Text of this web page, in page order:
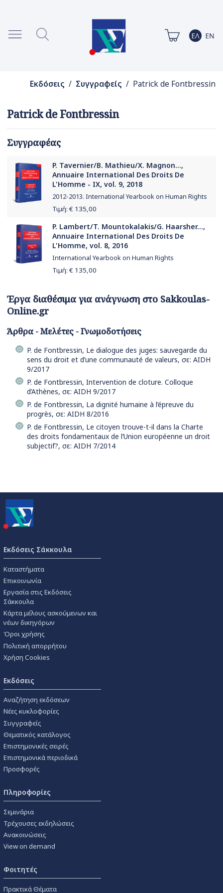
Εκδόσεις / Συγγραφείς / Patrick de Fontbressin
Patrick de Fontbressin
Συγγραφέας
P. Tavernier/B. Mathieu/X. Magnon...,
Annuaire International Des Droits De
L'Homme - ΙΧ, vol. 9, 2018
2012-2013. International Yearbook on Human Rights
Τιμή: € 135,00
P. Lambert/T. Mountokalakis/G. Haarsher...,
Annuaire International Des Droits De
L'Homme, vol. 8, 2016
International Yearbook on Human Rights
Τιμή: € 135,00
Έργα διαθέσιμα για ανάγνωση στο Sakkoulas-
Online.gr
Άρθρα - Μελέτες - Γνωμοδοτήσεις
P. de Fontbressin, Le dialogue des juges: sauvegarde du
sens du droit et d’une communauté de valeurs, σε: AIDH
9/2017
P. de Fontbressin, Intervention de cloture. Colloque
d’Athènes, σε: AIDH 9/2017
P. de Fontbressin, La dignité humaine à l’épreuve du
progrès, σε: AIDH 8/2016
P. de Fontbressin, Le citoyen trouve-t-il dans la Charte
des droits fondamentaux de l’Union européenne un droit
subjectif?, σε: AIDH 7/2014
Εκδόσεις Σάκκουλα
Καταστήματα
Επικοινωνία
Εργασία στις Εκδόσεις
Σάκκουλα
Κάρτα μέλους ασκούμενων και
νέων δικηγόρων
Όροι χρήσης
Πολιτική απορρήτου
Χρήση Cookies
Εκδόσεις
Αναζήτηση εκδόσεων
Νέες κυκλοφορίες
Συγγραφείς
Θεματικός κατάλογος
Επιστημονικές σειρές
Επιστημονικά περιοδικά
Προσφορές
Πληροφορίες
Σεμινάρια
Τρέχουσες εκδηλώσεις
Ανακοινώσεις
View on demand
Φοιτητές
Πρακτικά Θέματα